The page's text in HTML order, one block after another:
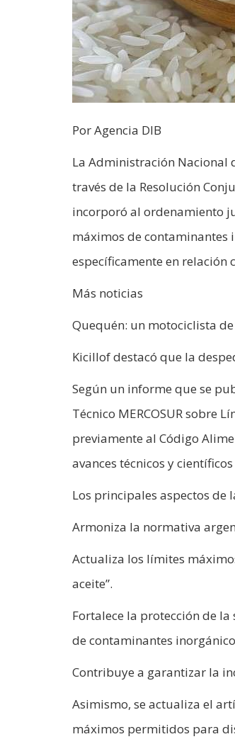
Por Agencia DIB
La Administración Nacional
través de la Resolución
incorporó al ordenamiento
máximos de contaminantes
específicamente en relación
Más noticias
Quequén: un motociclista
Kicillof destacó que la
Según un informe que se
Técnico MERCOSUR sobre
previamente al Código
avances técnicos y
Los principales aspectos de
Armoniza la normativa
Actualiza los límites
aceite”.
Fortalece la protección de
de contaminantes
Contribuye a garantizar la
Asimismo, se actualiza el
máximos permitidos para